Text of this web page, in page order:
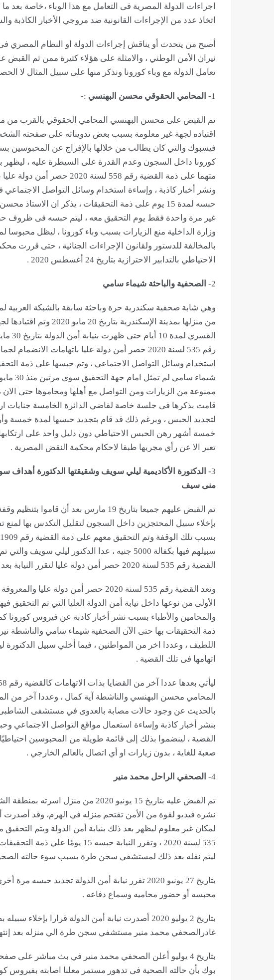
اتخاذ عدد من الإجراءات القانونية ضد مروجي الأخبار الكاذبة
أصبح من يتحدث أو يناقش إجراءات الدولة او النظام المصري
نيران الأمن الوطني ، والامثلة على هؤلاء كثيرة ممن تم
تعامل الدولة مع وباء كورونا ونذكر منها على سبيل المثال لا
1- المحامي الحقوقي محسن البهنسي :-
اقتياده لجهة غير معلومة بسبب بعض تدويناته على صفحته
فيسبوك والتي كان يطالب من خلالها بالإفراج عن المحبوسين
متهما على ذمة القضية رقم 558
ونشر أخبار كاذبة ، وإساءة استخدام وسائل التواصل الاجتماعي
حبسه لمدة 15 يوم على ذمة التحقيقات ، يذكر ان
غير مرة واحدة فقط يوم التحقيق معه ، ليتم حبسه فى ظروف
وزارة الداخلية منع الزيارات بسبب وباء كورونا ، ليظل
بالمخالفة للدستور ولقانون الإجراءات الجنائية ، حتى قررت
الاحتياطي بالتدابير الاحترازية بتاريخ 24 أغسطس 2020 .
2- الصحفية والباحثة شيماء سامي
وهي شابة صحفية سكندرية حرة وباحثة سابقة بالشبكة العربية
من منزلها بمدينة
رقم 535 لسنة 2020 حصر أمن دولة عليا باتهامات
استخدام وسائل التواصل الاجتماعي ، وتم حبسها على ذمة
ممنوعة من الزيارات ومن التواصل مع أهلها ومحاموها حتى
قامت بذكرها فى جلسة خاصة لقاضي الدائرة الخامسة جنايات
لتجديد الحبس ، وبرغم ذلك قد قام بتجديد حبسها لمدة خمسة
خمسة أشهر رهن الحبس الاحتياطي دون دليل واحد على
تعبر الا عن رأي مجريها طبقا لاحكام محكمة النقض المصرية .
3-
الدكتورة الأكاديمية ليلي سويف وشقيقتها الدكتورة أهداف
منى سيف
تم القبض عليهم جميعا بتاريخ 19 مارس بعد
بإخلاء سبيل المحتجزين داخل السجون لتقليل التكدس بها
سبيلهم فيها بكفالة 5000 جنيه ، عدا الدكتور ليلي
القضية رقم 535 لسنة 2020 حصر أمن دولة عليا لتقرر النيابة بعد التحقيق معها إخلاء سبيلها بعد ذلك .
وتعد القضية رقم 535 لسنة 2020 حصر أمن
الأولى من نوعها داخل نيابة أمن الدولة العليا التي تم التحقيق
والمحامين والأطباء بسبب نشر أخبار كاذبة عن فيروس كورونا
ذمة التحقيقات بها حتى الآن الصحفية شيماء سامي والناشطة
اللطيف ، وعددا اخر من المواطنين ، فيما أخلي سبيل
اتهامها فى تلك القضية .
المحامي محسن البهنسي والناشطة آية كمال ، وعددا آخر من
بالحديث عن وجود حالات مصابة بالعدوى في مستشفى الشاطبى
بنشر أخبار كاذبة وإساءة استعمال مواقع التواصل الاجتماعي
القضية ، لينضموا بذلك إلى قائمة طويلة من المحبوسين
صعبة للغاية ، بدون زيارات او أي اتصال بالعالم الخارجي .
4- الصحفي الراحل محمد منير
نشره فيديو لقوة من الأمن تقتحم منزله في الهرم، وقد أصدرت
لمكان غير معلوم ليظهر بعد ذلك بنيابة أمن الدولة ويتم
535 لسنة 2020 ، وتقرر النيابة حبسه
ليتم نقله بعد ذلك لمستشفي سجن طرة بسبب سوء حالته
بتاريخ 27 يونيو 2020 تقرر نيابة أمن الدولة
محبسه أو حضور محاميه وسماع دفاعه .
بتاريخ 2 يوليو 2020 أصدرت نيابة أمن الدولة قرارا
غادرالصحفي محمد منير مستشفي سجن طرة الي منزله بعد
بتاريخ 4 يوليو أعلن الصحفي محمد منير في بث مباشر
بوك بأن حالته الصحية فى تدهور مستمر معلنا اصابته بفيروس